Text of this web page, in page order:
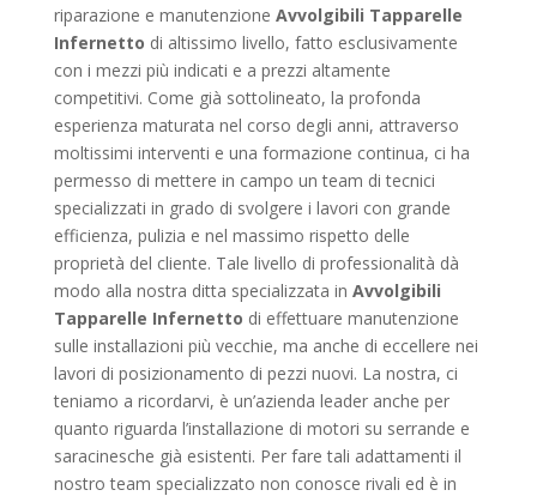
riparazione e manutenzione Avvolgibili Tapparelle
Infernetto di altissimo livello, fatto esclusivamente
con i mezzi più indicati e a prezzi altamente
competitivi. Come già sottolineato, la profonda
esperienza maturata nel corso degli anni, attraverso
moltissimi interventi e una formazione continua, ci ha
permesso di mettere in campo un team di tecnici
specializzati in grado di svolgere i lavori con grande
efficienza, pulizia e nel massimo rispetto delle
proprietà del cliente. Tale livello di professionalità dà
modo alla nostra ditta specializzata in Avvolgibili
Tapparelle Infernetto di effettuare manutenzione
sulle installazioni più vecchie, ma anche di eccellere nei
lavori di posizionamento di pezzi nuovi. La nostra, ci
teniamo a ricordarvi, è un’azienda leader anche per
quanto riguarda l’installazione di motori su serrande e
saracinesche già esistenti. Per fare tali adattamenti il
nostro team specializzato non conosce rivali ed è in